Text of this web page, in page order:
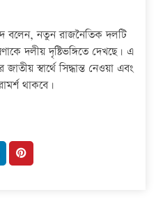
বলেন, নতুন রাজনৈতিক দলটি
দলীয় দৃষ্টিভঙ্গিতে দেখছে। এ
জাতীয় স্বার্থে সিদ্ধান্ত নেওয়া এবং
থাকবে।